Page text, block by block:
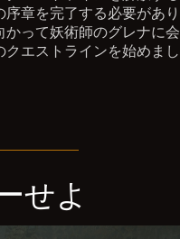
章を完了する必要があり
かって妖術師のグレナに会
エストラインを始めまし
せよ